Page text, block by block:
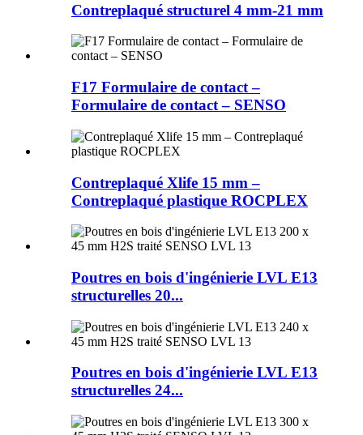
Contreplaqué structurel 4 mm-21 mm
F17 Formulaire de contact –
Formulaire de contact – SENSO
Contreplaqué Xlife 15 mm –
Contreplaqué plastique ROCPLEX
Poutres en bois d'ingénierie LVL E13
structurelles 20...
Poutres en bois d'ingénierie LVL E13
structurelles 24...